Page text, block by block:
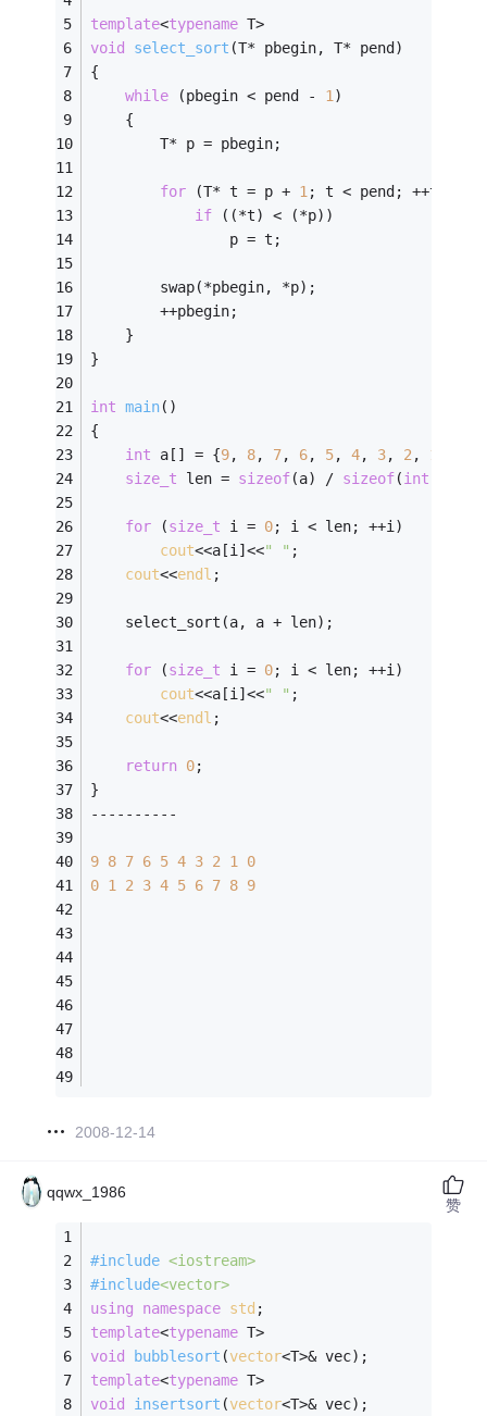
template<typename T>
void
select_sort (T* pbegin, T* pend)
{
while (pbegin < pend - 1)
    {
        T* p = pbegin;
for (T* t = p + 1; t < pend; ++t)
if ((*t) < (*p))
                p = t;
        swap(*pbegin, *p);
        ++pbegin;
    }
}
int main()
{
int a[] = {9, 8, 7, 6, 5, 4, 3, 2, 1
size_t len = sizeof(a) / sizeof(int
for (size_t i = 0; i < len; ++i)
cout<<a[i]<<" " ;
cout<<endl ;
    select_sort(a, a + len);
for (size_t i = 0; i < len; ++i)
cout<<a[i]<<" " ;
cout<<endl ;
return 0;
}
----------
9 8 7 6 5 4 3 2 1 0
0 1 2 3 4 5 6 7 8 9
2008-12-14
qqwx_1986
#include <iostream>
#include<vector>
using
namespace std ;
template<typename T>
void
bubblesort (vector<T>& vec) ;
template<typename T>
void
insertsort (vector<T>& vec) ;
赞